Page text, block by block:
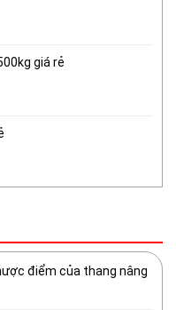
giá rẻ
điểm của thang nâng